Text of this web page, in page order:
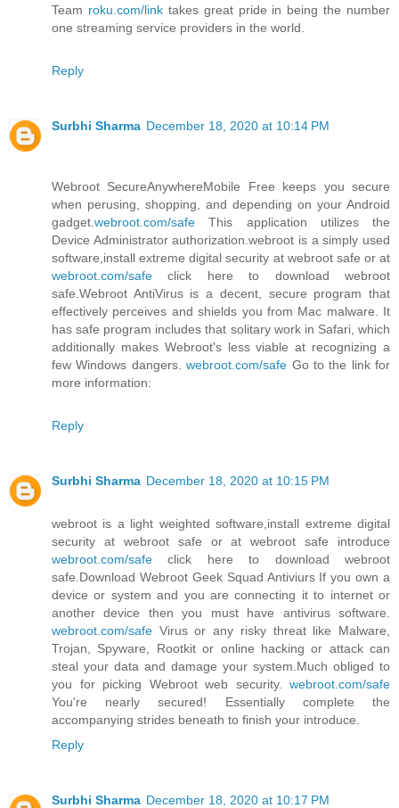
Team roku.com/linktakes great pride in being the number
one streaming service providers in the world.
Reply
Surbhi Sharma December 18, 2020 at 10:14 PM
Webroot SecureAnywhereMobile Free keeps you secure
when perusing, shopping, and depending on your Android
gadget. webroot.com/safe This application utilizes the
Device Administrator authorization.webroot is a simply used
software,install extreme digital security at webroot safe or at
webroot.com/safe click here to download webroot
safe.Webroot AntiVirus is a decent, secure program that
effectively perceives and shields you from Mac malware. It
has safe program includes that solitary work in Safari, which
additionally makes Webroot's less viable at recognizing a
few Windows dangers.webroot.com/safe Go to the link for
more information:
Reply
Surbhi Sharma December 18, 2020 at 10:15 PM
webroot is a light weighted software,install extreme digital
security at webroot safe or at webroot safe introduce
webroot.com/safe click here to download webroot
safe.Download Webroot Geek Squad Antiviurs If you own a
device or system and you are connecting it to internet or
another device then you must have antivirus software.
webroot.com/safe Virus or any risky threat like Malware,
Trojan, Spyware, Rootkit or online hacking or attack can
steal your data and damage your system.Much obliged to
you for picking Webroot web security. webroot.com/safe
You're nearly secured! Essentially complete the
accompanying strides beneath to finish your introduce.
Reply
Surbhi Sharma December 18, 2020 at 10:17 PM